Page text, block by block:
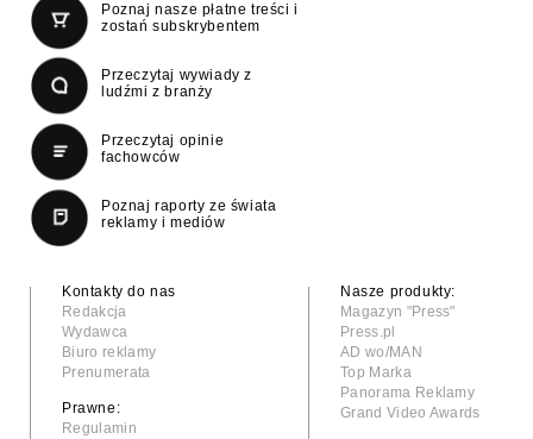
Poznaj nasze płatne treści i
zostań subskrybentem
Przeczytaj wywiady z
ludźmi z branży
Przeczytaj opinie
fachowców
Poznaj raporty ze świata
reklamy i mediów
Kontakty do nas
Redakcja
Wydawca
Biuro reklamy
Prenumerata
Prawne:
Regulamin
Nasze produkty:
Magazyn "Press"
Press.pl
AD wo/MAN
Top Marka
Panorama Reklamy
Grand Video Awards